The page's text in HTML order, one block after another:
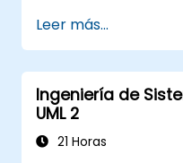
con los
arquitectura
Realizar
modelos
Agregar
relevantes
Leer más...
Ingeniería de
UML 2
21 Horas